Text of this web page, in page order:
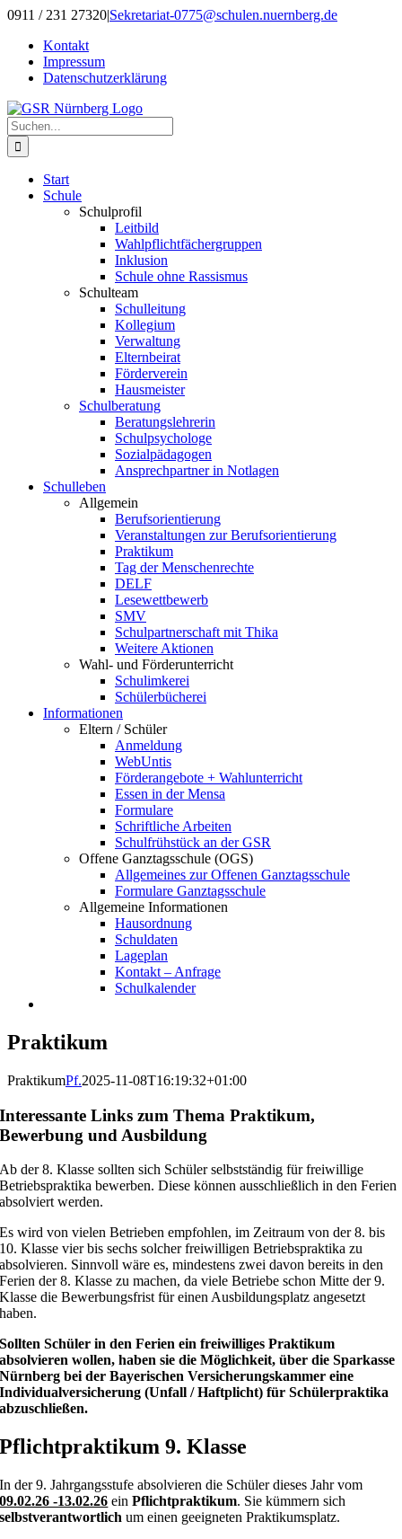
Zum
springen
0911 / 231 27320|Sekretariat-0775@schulen.nuernberg.de
Kontakt
Impressum
Datenschutzerklärung
Suche
nach:
Start
Schule
Schulprofil
Leitbild
Wahlpflichtfächergruppen
Inklusion
Schule ohne Rassismus
Schulteam
Schulleitung
Kollegium
Verwaltung
Elternbeirat
Förderverein
Hausmeister
Schulberatung
Beratungslehrerin
Schulpsychologe
Sozialpädagogen
Ansprechpartner in Notlagen
Schulleben
Allgemein
Berufsorientierung
Veranstaltungen zur Berufsorientierung
Praktikum
Tag der Menschenrechte
DELF
Lesewettbewerb
SMV
Schulpartnerschaft mit Thika
Weitere Aktionen
Wahl- und Förderunterricht
Schulimkerei
Schülerbücherei
Informationen
Eltern / Schüler
Anmeldung
WebUntis
Förderangebote + Wahlunterricht
Essen in der Mensa
Formulare
Schriftliche Arbeiten
Schulfrühstück an der GSR
Offene Ganztagsschule (OGS)
Allgemeines zur Offenen Ganztagsschule
Formulare Ganztagsschule
Allgemeine Informationen
Hausordnung
Schuldaten
Lageplan
Kontakt – Anfrage
Schulkalender
Praktikum
PraktikumPf.2025-11-08T16:19:32+01:00
Interessante Links zum Thema Praktikum,
Bewerbung und Ausbildung
Ab der 8. Klasse sollten sich Schüler selbstständig für freiwillige
Betriebspraktika bewerben. Diese können ausschließlich in den Ferien
absolviert werden.
Es wird von vielen Betrieben empfohlen, im Zeitraum von der 8. bis
10. Klasse vier bis sechs solcher freiwilligen Betriebspraktika zu
absolvieren. Sinnvoll wäre es, mindestens zwei davon bereits in den
Ferien der 8. Klasse zu machen, da viele Betriebe schon Mitte der 9.
Klasse die Bewerbungsfrist für einen Ausbildungsplatz angesetzt
haben.
Sollten Schüler in den Ferien ein freiwilliges Praktikum
absolvieren wollen, haben sie die Möglichkeit, über die Sparkasse
Nürnberg bei der Bayerischen Versicherungskammer eine
Individualversicherung (Unfall / Haftplicht) für Schülerpraktika
abzuschließen.
Pflichtpraktikum 9. Klasse
In der 9. Jahrgangsstufe absolvieren die Schüler dieses Jahr vom
09.02.26 -13.02.26 einPflichtpraktikum. Sie kümmern sich
selbstverantwortlich um einen geeigneten Praktikumsplatz.